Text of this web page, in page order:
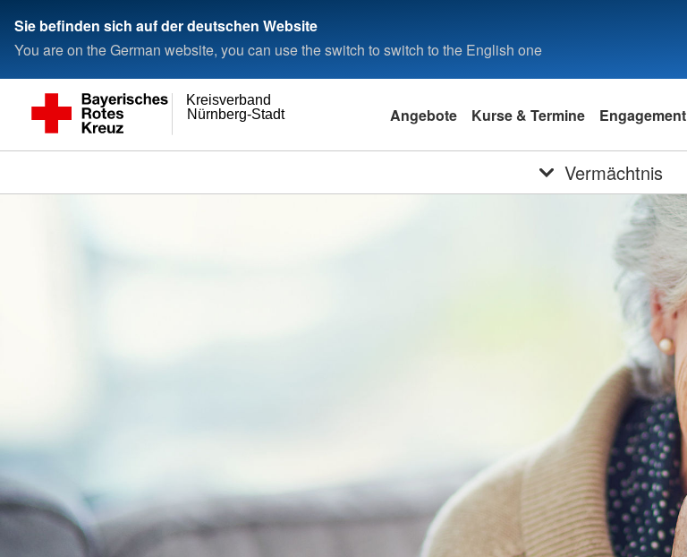
Sie befinden sich auf der deutschen Website
You are on the German website, you can use the switch to switch to the English one
Nürnberg-Stadt
Kreisverband
Angebote Kurse & Termine Engagement
Vermächtnis